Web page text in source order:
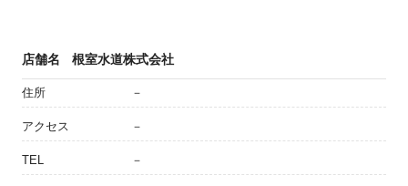
店舗名 根室水道株式会社
住所 －
アクセス －
TEL －